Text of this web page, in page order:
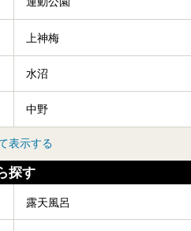
上神梅
水沼
中野
表示する
探す
露天風呂